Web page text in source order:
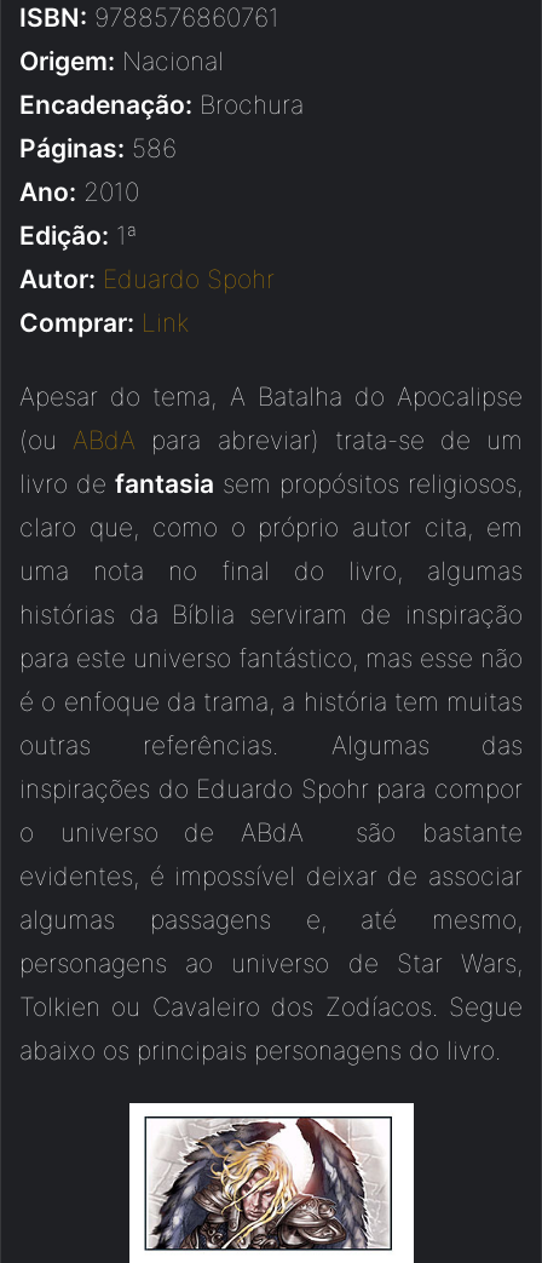
ISBN: 9788576860761
Origem: Nacional
Encadenação: Brochura
Páginas: 586
Ano: 2010
Edição: 1ª
Autor: Eduardo Spohr
Comprar: Link
Apesar do tema, A Batalha do Apocalipse
(ou ABdA para abreviar) trata-se de um
livro de fantasia sem propósitos religiosos,
claro que, como o próprio autor cita, em
uma nota no final do livro, algumas
histórias da Bíblia serviram de inspiração
para este universo fantástico, mas esse não
é o enfoque da trama, a história tem muitas
outras referências. Algumas das
inspirações do Eduardo Spohr para compor
o universo de ABdA são bastante
evidentes, é impossível deixar de associar
algumas passagens e, até mesmo,
personagens ao universo de Star Wars,
Tolkien ou Cavaleiro dos Zodíacos. Segue
abaixo os principais personagens do livro.